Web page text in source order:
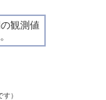
観測値
）